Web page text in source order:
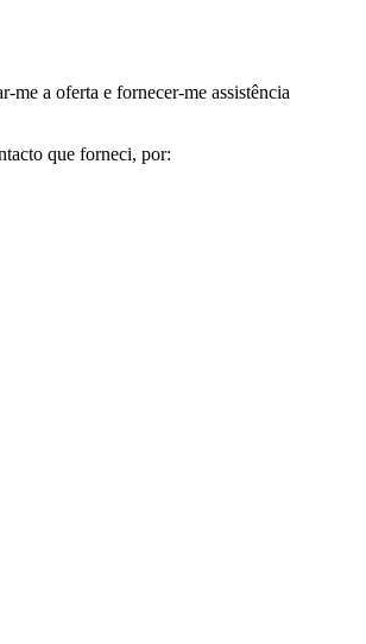
a oferta e fornecer-me assistência
que forneci, por: